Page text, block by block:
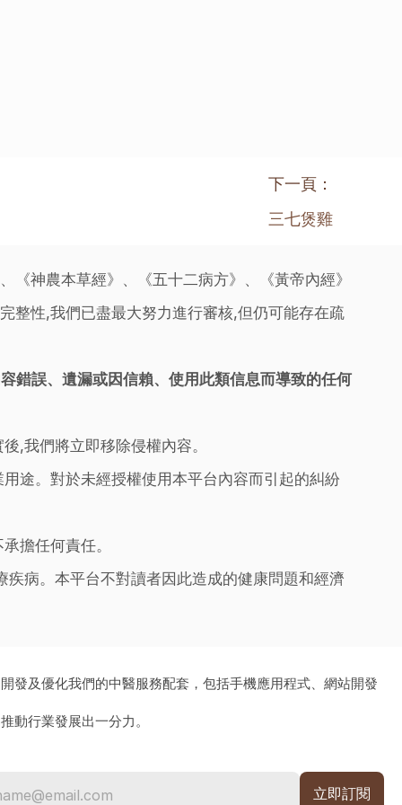
下一頁：
三七煲雞
神農本草經》、《五十二病方》、《黃帝內經》
整性,我們已盡最大努力進行審核,但仍可能存在疏
錯誤、遺漏或因信賴、使用此類信息而導致的任何
,我們將立即移除侵權內容。
途。對於未經授權使用本平台內容而引起的糾紛
擔任何責任。
病。本平台不對讀者因此造成的健康問題和經濟
發及優化我們的中醫服務配套，包括手機應用程式、網站開發
動行業發展出一分力。